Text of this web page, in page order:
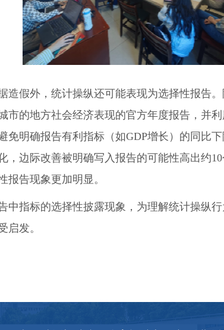
造假外，统计操纵还可能表现为选择性报告
市的地方社会经济表现的官方年度报告，并
免明确报告有利指标（如GDP增长）的同比
，边际改善被明确写入报告的可能性高出约
报告现象更加明显。
中指标的选择性披露现象，为理解统计操纵
启发。